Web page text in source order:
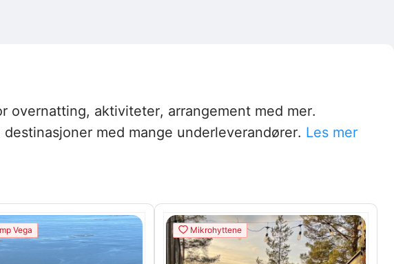
overnatting, aktiviteter, arrangement med mer.
med mange underleverandører. Les mer
Vega Mikrohyttene